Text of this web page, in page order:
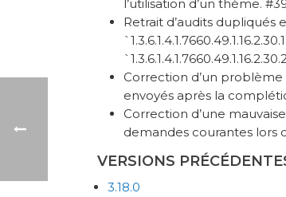
l’utilisation d’un thème.
Retrait d’audits dupliqués
Correction d’un
envoyés après la
Correction d’une
demandes courantes lors
VERSIONS
3.18.0